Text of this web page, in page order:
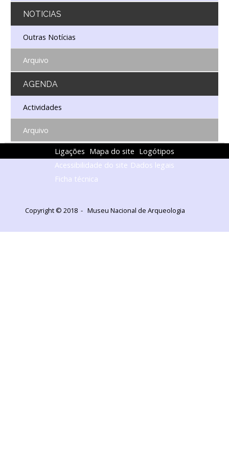
NOTICIAS
Outras Notícias
Arquivo
AGENDA
Actividades
Arquivo
Ligações Mapa do site Logótipos
Acessibilidade do site Dados legais
Ficha técnica
Copyright © 2018 - Museu Nacional de Arqueologia